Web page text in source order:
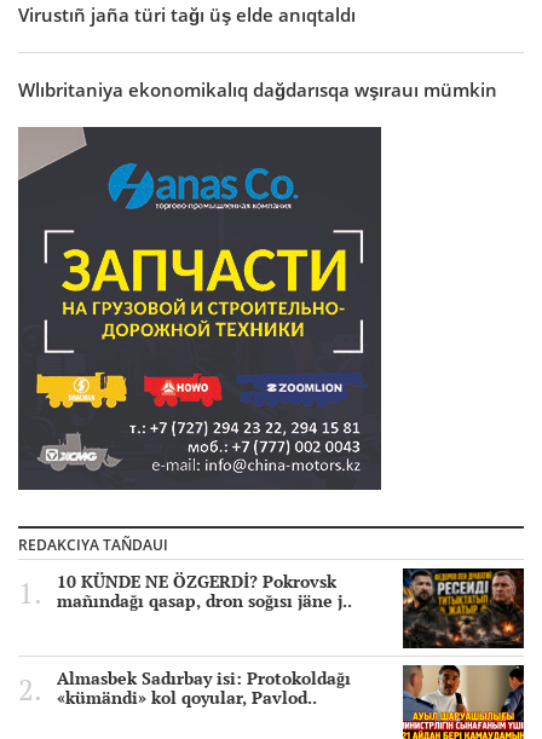
Virustıñ jaña türi tağı üş elde anıqtaldı
Wlıbritaniya ekonomikalıq dağdarısqa wşırauı mümkin
REDAKCIYA TAÑDAUI
10 KÜNDE NE ÖZGERDİ? Pokrovsk
mañındağı qasap, dron soğısı jäne j..
Almasbek Sadırbay isi: Protokoldağı
«kümändi» kol qoyular, Pavlod..